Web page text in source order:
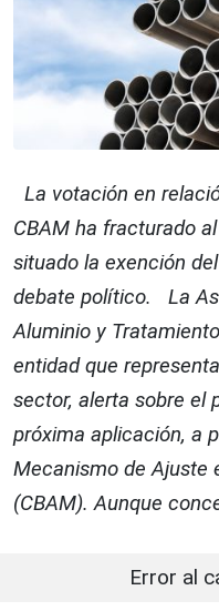
La votación en
CBAM ha fracturado
situado la exención
debate político. La
Aluminio y
entidad que
sector, alerta sobre el
próxima aplicación, a
Mecanismo de Ajuste
(CBAM). Aunque
Error al